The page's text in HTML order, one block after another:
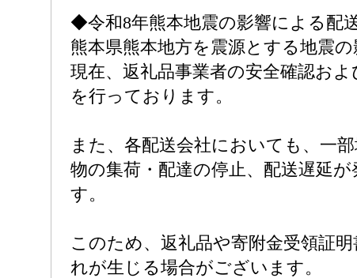
◆令和8年熊本地震の影響による配
熊本県熊本地方を震源とする地震の
現在、返礼品事業者の安全確認お
を行っております。
また、各配送会社においても、一
物の集荷・配達の停止、配送遅延が
す。
このため、返礼品や寄附金受領証
れが生じる場合がございます。